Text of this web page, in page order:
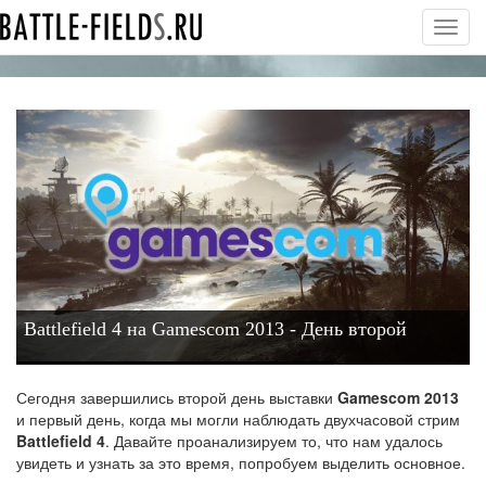
Battlefield 4 на Gamescom 2013 - День второй
Сегодня завершились второй день выставки Gamescom 2013
и первый день, когда мы могли наблюдать двухчасовой стрим
Battlefield 4. Давайте проанализируем то, что нам удалось
увидеть и узнать за это время, попробуем выделить основное.